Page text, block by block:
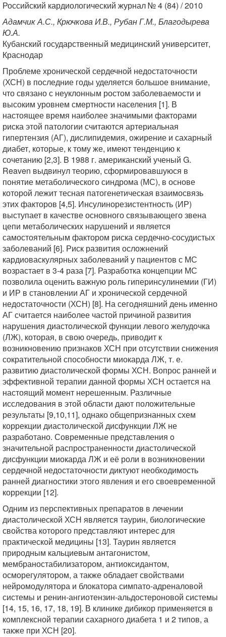
Российский кардиологический журнал № 4 (84) / 2010
Адамчик А.С., Крючкова И.В., Рубан Г.М., Благодырева
Ю.А.
Кубанский государственный медицинский университет,
Краснодар
Проблеме хронической сердечной недостаточности
(ХСН) в последние годы уделяется большое внимание,
что связано с неуклонным ростом заболеваемости и
высоким уровнем смертности населения [1]. В
настоящее время наиболее значимыми факторами
риска этой патологии считаются артериальная
гипертензия (АГ), дислипидемия, ожирение и сахарный
диабет, которые, к тому же, имеют тенденцию к
сочетанию [2,3]. B 1988 г. американский ученый G.
Reaven выдвинул теорию, сформировавшуюся в
понятие метаболического синдрома (МС), в основе
которой лежит тесная патогенетическая взаимосвязь
этих факторов [4,5]. Инсулинорезистентность (ИР)
выступает в качестве основного связывающего звена
цепи метаболических нарушений и является
самостоятельным фактором риска сердечно-сосудистых
заболеваний [6]. Риск развития осложнений
кардиоваскулярных заболеваний у пациентов с МС
возрастает в 3-4 раза [7]. Разработка концепции МС
позволила оценить важную роль гиперинсулинемии (ГИ)
и ИР в становлении АГ и хронической сердечной
недостаточности (ХСН) [8]. На сегодняшний день именно
АГ считается наиболее частой причиной развития
нарушения диастолической функции левого желудочка
(ЛЖ), которая, в свою очередь, приводит к
возникновению признаков ХСН при отсутствии снижения
сократительной способности миокарда ЛЖ, т. е.
развитию диастолической формы ХСН. Вопрос ранней и
эффективной терапии данной формы ХСН остается на
настоящий момент нерешенным. Различные
исследования в этой области дают положительные
результаты [9,10,11], однако общепризнанных схем
коррекции диастолической дисфункции ЛЖ не
разработано. Современные представления o
значительной распространенности диастолической
дисфункции миокарда ЛЖ и её роли в возникновении
сердечной недостаточности диктуют необходимость
ранней диагностики этого явления и его своевременной
коррекции [12].
Одним из перспективных препаратов в лечении
диастолической ХСН является таурин, биологические
свойства которого представляют интерес для
практической медицины [13]. Таурин является
природным кальциевым антагонистом,
мембраностабилизатором, антиоксидантом,
осморегулятором, а также обладает свойствами
нейромодулятора и блокатора симпато-адреналовой
системы и ренин-ангиотензин-альдостероновой системы
[14, 15, 16, 17, 18, 19]. В клинике дибикор применяется в
комплексной терапии сахарного диабета 1 и 2 типов, а
также при ХСН [20].